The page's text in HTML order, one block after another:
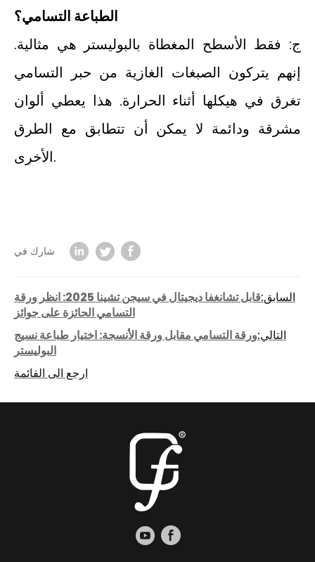
الطباعة التسامي؟
ج: فقط الأسطح المغطاة بالبوليستر هي مثالية.
إنهم يتركون الصبغات الغازية من حبر التسامي
تغرق في هيكلها أثناء الحرارة. هذا يعطي ألوان
مشرقة ودائمة لا يمكن أن تتطابق مع الطرق
الأخرى.
شارك في
السابق:
قابل تشانغفا ديجيتال في سيجن تشينا 2025: انظر ورقة
التسامي الحائزة على جوائز
التالي:ورقة التسامي مقابل ورقة الأنسجة: اختيار طباعة نسيج
البوليستر
ارجع الى القائمة